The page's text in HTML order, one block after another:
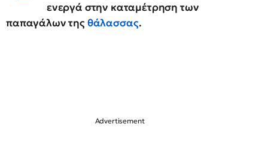
ενεργά στην καταμέτρηση των
παπαγάλων τηςθάλασσας.